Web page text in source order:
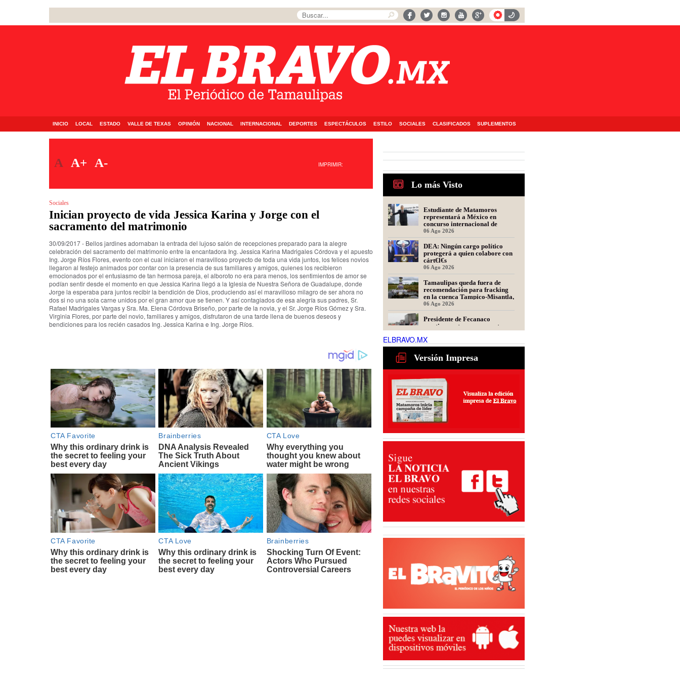
INICIO LOCAL ESTADO VALLE DE TEXAS OPINIÓN NACIONAL INTERNACIONAL DEPORTES ESPECTÁCULOS ESTILO SOCIALES CLASIFICADOS SUPLEMENTOS
A A+ A- IMPRIMIR:
Sociales
Inician proyecto de vida Jessica Karina y Jorge con el
sacramento del matrimonio
30/09/2017 - Bellos jardines adornaban la entrada del lujoso salón de recepciones preparado para la alegre
celebración del sacramento del matrimonio entre la encantadora Ing. Jessica Karina Madrigales Córdova y el apuesto
Ing. Jorge Ríos Flores, evento con el cual iniciaron el maravilloso proyecto de toda una vida juntos, los felices novios
llegaron al festejo animados por contar con la presencia de sus familiares y amigos, quienes los recibieron
emocionados por el entusiasmo de tan hermosa pareja, el alboroto no era para menos, los sentimientos de amor se
podían sentir desde el momento en que Jessica Karina llegó a la Iglesia de Nuestra Señora de Guadalupe, donde
Jorge la esperaba para juntos recibir la bendición de Dios, produciendo así el maravilloso milagro de ser ahora no
dos si no una sola carne unidos por el gran amor que se tienen. Y así contagiados de esa alegría sus padres, Sr.
Rafael Madrigales Vargas y Sra. Ma. Elena Córdova Briseño, por parte de la novia, y el Sr. Jorge Ríos Gómez y Sra.
Virginia Flores, por parte del novio, familiares y amigos, disfrutaron de una tarde llena de buenos deseos y
bendiciones para los recién casados Ing. Jessica Karina e Ing. Jorge Ríos.
Lo más Visto
Estudiante de Matamoros
representará a México en
concurso internacional de
oratoria en Perú
06 Ago 2026
DEA: Ningún cargo político
protegerá a quien colabore con
cárt€l€s
06 Ago 2026
Tamaulipas queda fuera de
recomendación para fracking
en la cuenca Tampico-Misantla,
informa comité científico
06 Ago 2026
Presidente de Fecanaco
cuestiona retenes en carreteras
generan molestias
06 Ago 2026
Habrá auge laboral para
operadores de maquinaria
ELBRAVO.MX
Versión Impresa